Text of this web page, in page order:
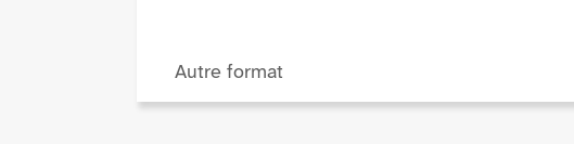
Autre format